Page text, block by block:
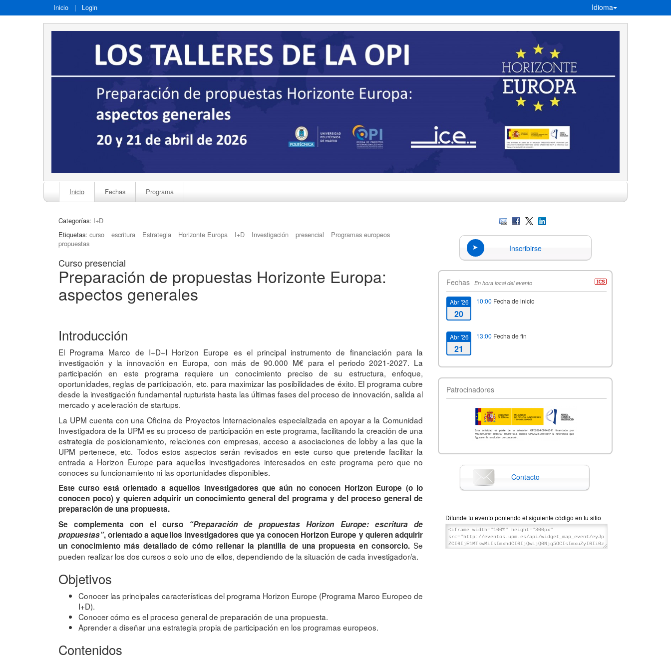
Inicio | Login Idioma
Inicio Fechas Programa
Categorías: I+D
Etiquetas: curso escritura Estrategia Horizonte Europa I+D Investigación presencial
Programas europeos
propuestas
Curso presencial
Preparación de propuestas Horizonte Europa:
aspectos generales
Introducción
El Programa Marco de I+D+I Horizon Europe es el principal instrumento de financiación para la
investigación y la innovación en Europa, con más de 90.000 M€ para el periodo 2021-2027. La
participación en este programa requiere un conocimiento preciso de su estructura, enfoque,
oportunidades, reglas de participación, etc. para maximizar las posibilidades de éxito. El programa cubre
desde la investigación fundamental rupturista hasta las últimas fases del proceso de innovación, salida al
mercado y aceleración de startups.
La UPM cuenta con una Oficina de Proyectos Internacionales especializada en apoyar a la Comunidad
Investigadora de la UPM es su proceso de participación en este programa, facilitando la creación de una
estrategia de posicionamiento, relaciones con empresas, acceso a asociaciones de lobby a las que la
UPM pertenece, etc. Todos estos aspectos serán revisados en este curso que pretende facilitar la
entrada a Horizon Europe para aquellos investigadores interesados en este programa pero que no
conoces su funcionamiento ni las oportunidades disponibles.
Este curso está orientado a aquellos investigadores que aún no conocen Horizon Europe (o lo
conocen poco) y quieren adquirir un conocimiento general del programa y del proceso general de
preparación de una propuesta.
Se complementa con el curso “Preparación de propuestas Horizon Europe: escritura de
propuestas”, orientado a aquellos investigadores que ya conocen Horizon Europe y quieren adquirir
un conocimiento más detallado de cómo rellenar la plantilla de una propuesta en consorcio. Se
pueden realizar los dos cursos o solo uno de ellos, dependiendo de la situación de cada investigador/a.
Objetivos
Conocer las principales características del programa Horizon Europe (Programa Marco Europeo de
I+D).
Conocer cómo es el proceso general de preparación de una propuesta.
Aprender a diseñar una estrategia propia de participación en los programas europeos.
Contenidos
Inscribirse
Fechas En hora local del evento
Abr '26
20
10:00 Fecha de inicio
Abr '26
21
13:00 Fecha de fin
Patrocinadores
Contacto
Difunde tu evento poniendo el siguiente código en tu sitio